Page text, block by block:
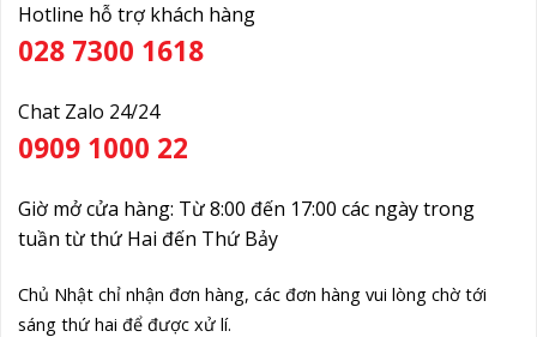
Hotline hỗ trợ khách hàng
028 7300 1618
Chat Zalo 24/24
0909 1000 22
Giờ mở cửa hàng: Từ 8:00 đến 17:00 các ngày trong
tuần từ thứ Hai đến Thứ Bảy
Chủ Nhật chỉ nhận đơn hàng, các đơn hàng vui lòng chờ tới
sáng thứ hai để được xử lí.